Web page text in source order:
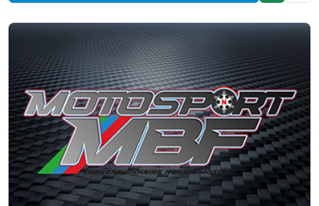
Neuf